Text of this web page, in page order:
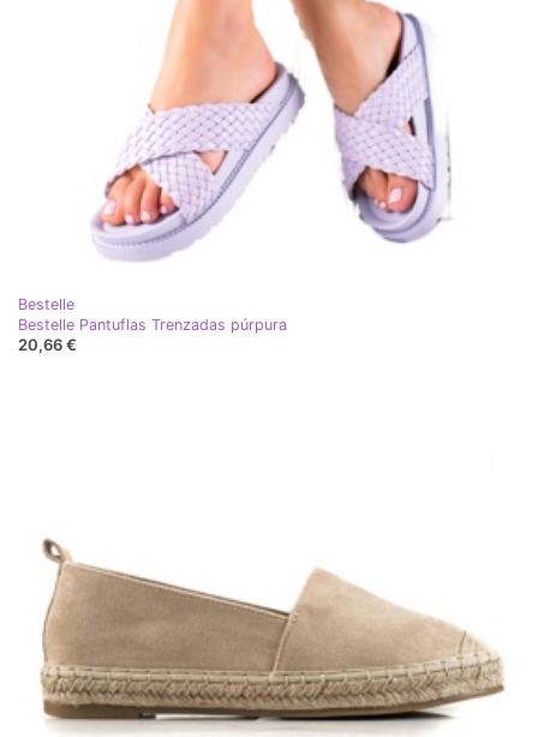
Bestelle
Bestelle Pantuflas Trenzadas púrpura
20,66 €